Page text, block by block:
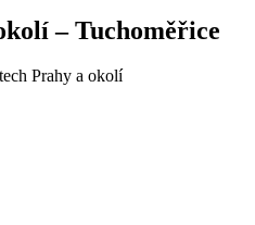
–Tuchoměřice
Prahy a okolí